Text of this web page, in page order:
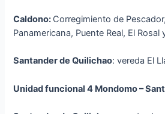
Caldono: Corregimiento de
Panamericana, Puente Real, El Rosal
Santander de Quilichao: vereda El
Unidad funcional 4 Mondomo –